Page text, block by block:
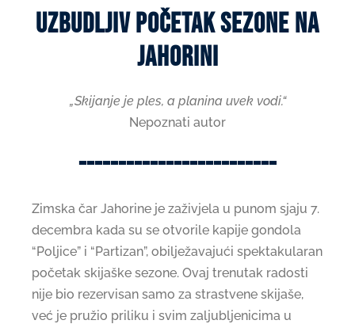
Uzbudljiv Početak Sezone na
Jahorini
„Skijanje je ples, a planina uvek vodi.“
Nepoznati autor
-------------------------
Zimska čar Jahorine je zaživjela u punom sjaju 7.
decembra kada su se otvorile kapije gondola
“Poljice” i “Partizan”, obilježavajući spektakularan
početak skijaške sezone. Ovaj trenutak radosti
nije bio rezervisan samo za strastvene skijaše,
već je pružio priliku i svim zaljubljenicima u